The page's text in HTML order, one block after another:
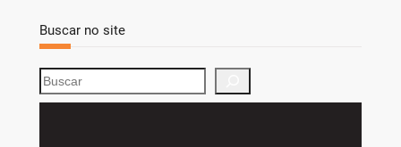
Buscar no site
S
e